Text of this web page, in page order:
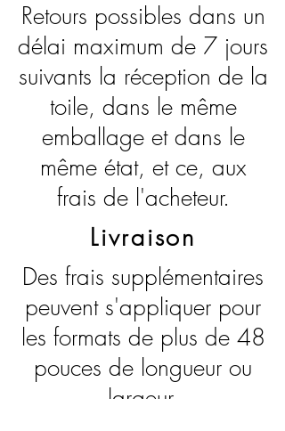
Retours possibles dans un
délai maximum de 7 jours
suivants la réception de la
toile, dans le même
emballage et dans le
même état, et ce, aux
frais de l'acheteur.
Livraison
Des frais supplémentaires
peuvent s'appliquer pour
les formats de plus de 48
pouces de longueur ou
largeur.